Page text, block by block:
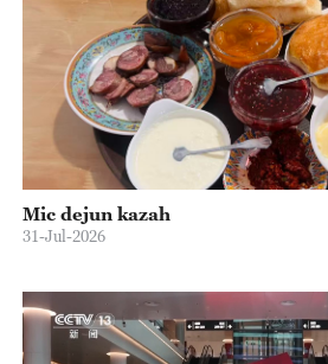
Mic dejun kazah
31-Jul-2026